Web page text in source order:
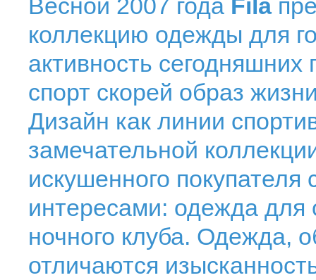
Весной 2007 года Fila
коллекцию одежды для
активность сегодняшних
спорт скорей образ
Дизайн как линии
замечательной
искушенного покупателя
интересами: одежда для
ночного клуба. Одежда,
отличаются